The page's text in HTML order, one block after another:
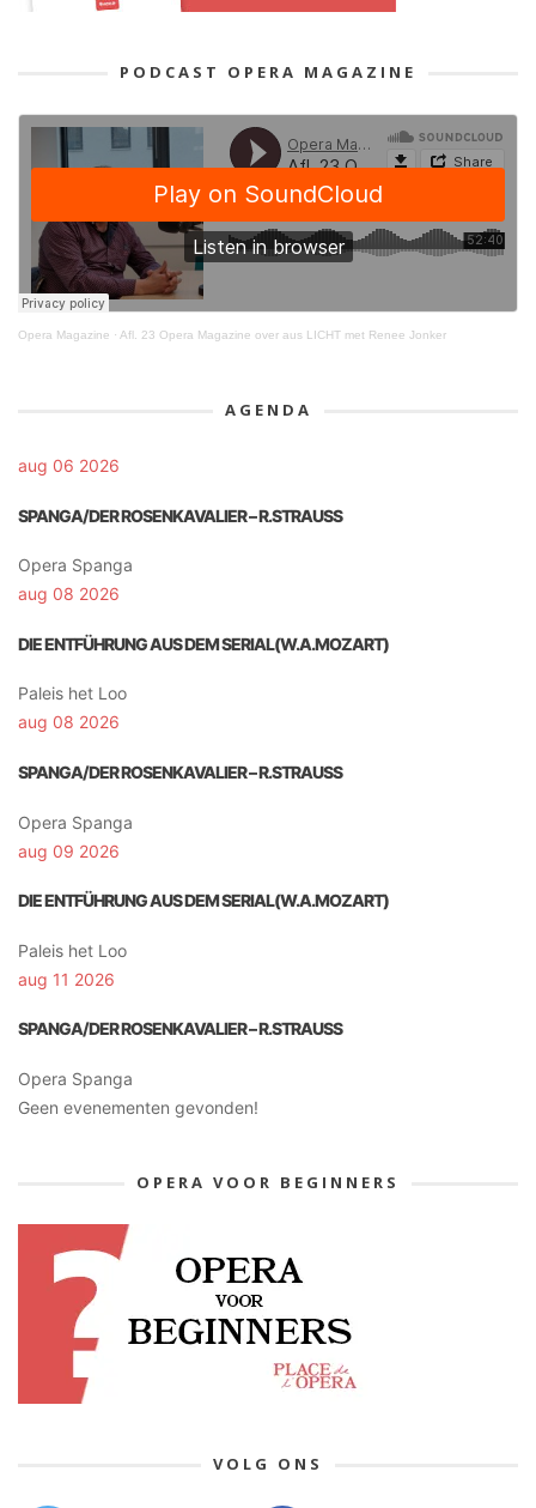
PODCAST OPERA MAGAZINE
Opera Magazine · Afl. 23 Opera Magazine over aus LICHT met Renee Jonker
AGENDA
aug 06 2026
SPANGA/DER ROSENKAVALIER – R.STRAUSS
Opera Spanga
aug 08 2026
DIE ENTFÜHRUNG AUS DEM SERIAL(W.A.MOZART)
Paleis het Loo
aug 08 2026
SPANGA/DER ROSENKAVALIER – R.STRAUSS
Opera Spanga
aug 09 2026
DIE ENTFÜHRUNG AUS DEM SERIAL(W.A.MOZART)
Paleis het Loo
aug 11 2026
SPANGA/DER ROSENKAVALIER – R.STRAUSS
Opera Spanga
Geen evenementen gevonden!
OPERA VOOR BEGINNERS
VOLG ONS